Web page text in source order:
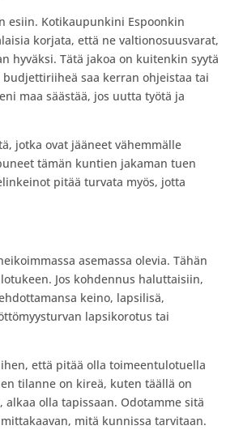
esiin. Kotikaupunkini Espoonkin
korjata, että ne valtionosuusvarat,
hyväksi. Tätä jakoa on kuitenkin syytä
saa kerran ohjeistaa tai
maa säästää, jos uutta työtä ja
jotka ovat jääneet vähemmälle
tämän kuntien jakaman tuen
pitää turvata myös, jotta
asemassa olevia. Tähän
Jos kohdennus haluttaisiin,
keino, lapsilisä,
lapsikorotus tai
että pitää olla toimeentulotuella
tilanne on kireä, kuten täällä on
olla tapissaan. Odotamme sitä
mitä kunnissa tarvitaan.